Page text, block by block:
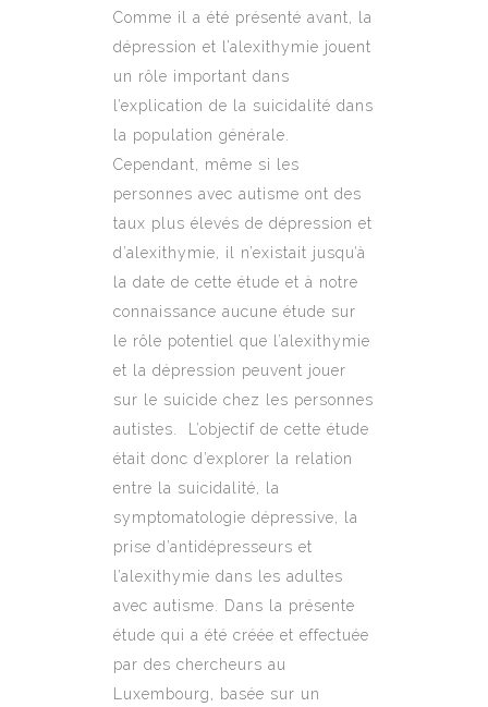
Comme il a été présenté avant, la
dépression et l’alexithymie jouent
un rôle important dans
l’explication de la suicidalité dans
la population générale.
Cependant, même si les
personnes avec autisme ont des
taux plus élevés de dépression et
d’alexithymie, il n’existait jusqu’à
la date de cette étude et à notre
connaissance aucune étude sur
le rôle potentiel que l’alexithymie
et la dépression peuvent jouer
sur le suicide chez les personnes
autistes. L’objectif de cette étude
était donc d’explorer la relation
entre la suicidalité, la
symptomatologie dépressive, la
prise d’antidépresseurs et
l’alexithymie dans les adultes
avec autisme. Dans la présente
étude qui a été créée et effectuée
par des chercheurs au
Luxembourg, basée sur un